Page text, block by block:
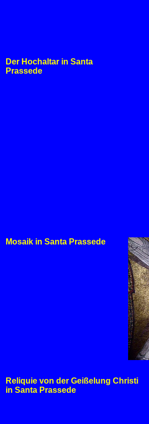
Der Hochaltar in Santa
Prassede
Mosaik in Santa Prassede
Reliquie von der Geißelung Christi
in Santa Prassede